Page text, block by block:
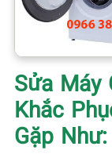
Sửa Máy
Khắc
Gặp Như: